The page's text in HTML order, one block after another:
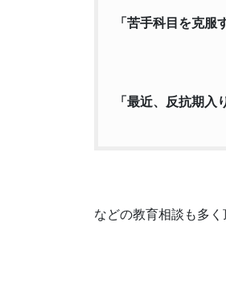
「苦手科目を克服
「最近、反抗期
などの教育相談も多く